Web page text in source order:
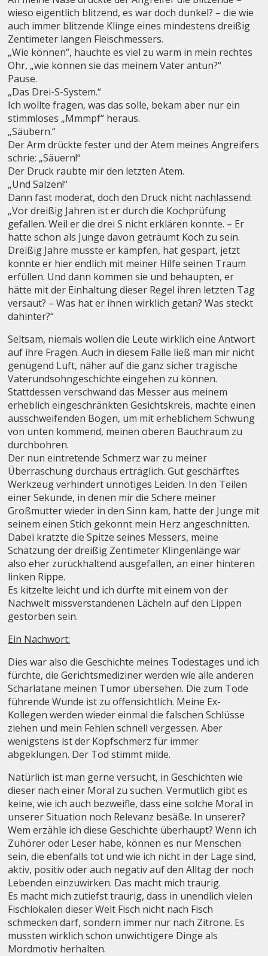
wieso eigentlich blitzend, es war doch dunkel? – die wie
auch immer blitzende Klinge eines mindestens dreißig
Zentimeter langen Fleischmessers.
„Wie können“, hauchte es viel zu warm in mein rechtes
Ohr, „wie können sie das meinem Vater antun?“
Pause.
„Das Drei-S-System.“
Ich wollte fragen, was das solle, bekam aber nur ein
stimmloses „Mmmpf“ heraus.
„Säubern.“
Der Arm drückte fester und der Atem meines Angreifers
schrie: „Säuern!“
Der Druck raubte mir den letzten Atem.
„Und Salzen!“
Dann fast moderat, doch den Druck nicht nachlassend:
„Vor dreißig Jahren ist er durch die Kochprüfung
gefallen. Weil er die drei S nicht erklären konnte. – Er
hatte schon als Junge davon geträumt Koch zu sein.
Dreißig Jahre musste er kämpfen, hat gespart, jetzt
konnte er hier endlich mit meiner Hilfe seinen Traum
erfüllen. Und dann kommen sie und behaupten, er
hätte mit der Einhaltung dieser Regel ihren letzten Tag
versaut? – Was hat er ihnen wirklich getan? Was steckt
dahinter?“
Seltsam, niemals wollen die Leute wirklich eine Antwort
auf ihre Fragen. Auch in diesem Falle ließ man mir nicht
genügend Luft, näher auf die ganz sicher tragische
Vaterundsohngeschichte eingehen zu können.
Stattdessen verschwand das Messer aus meinem
erheblich eingeschränkten Gesichtskreis, machte einen
ausschweifenden Bogen, um mit erheblichem Schwung
von unten kommend, meinen oberen Bauchraum zu
durchbohren.
Der nun eintretende Schmerz war zu meiner
Überraschung durchaus erträglich. Gut geschärftes
Werkzeug verhindert unnötiges Leiden. In den Teilen
einer Sekunde, in denen mir die Schere meiner
Großmutter wieder in den Sinn kam, hatte der Junge mit
seinem einen Stich gekonnt mein Herz angeschnitten.
Dabei kratzte die Spitze seines Messers, meine
Schätzung der dreißig Zentimeter Klingenlänge war
also eher zurückhaltend ausgefallen, an einer hinteren
linken Rippe.
Es kitzelte leicht und ich dürfte mit einem von der
Nachwelt missverstandenen Lächeln auf den Lippen
gestorben sein.
Ein Nachwort:
Dies war also die Geschichte meines Todestages und ich
fürchte, die Gerichtsmediziner werden wie alle anderen
Scharlatane meinen Tumor übersehen. Die zum Tode
führende Wunde ist zu offensichtlich. Meine Ex-
Kollegen werden wieder einmal die falschen Schlüsse
ziehen und mein Fehlen schnell vergessen. Aber
wenigstens ist der Kopfschmerz für immer
abgeklungen. Der Tod stimmt milde.
Natürlich ist man gerne versucht, in Geschichten wie
dieser nach einer Moral zu suchen. Vermutlich gibt es
keine, wie ich auch bezweifle, dass eine solche Moral in
unserer Situation noch Relevanz besäße. In unserer?
Wem erzähle ich diese Geschichte überhaupt? Wenn ich
Zuhörer oder Leser habe, können es nur Menschen
sein, die ebenfalls tot und wie ich nicht in der Lage sind,
aktiv, positiv oder auch negativ auf den Alltag der noch
Lebenden einzuwirken. Das macht mich traurig.
Es macht mich zutiefst traurig, dass in unendlich vielen
Fischlokalen dieser Welt Fisch nicht nach Fisch
schmecken darf, sondern immer nur nach Zitrone. Es
mussten wirklich schon unwichtigere Dinge als
Mordmotiv herhalten.